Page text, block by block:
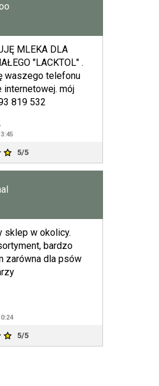
MLEKA DLA
"LACKTOL" .
waszego telefonu
mój
819 532
5/5
sklep w okolicy.
bardzo
zarówna dla psów
5/5